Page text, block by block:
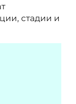
стадии и